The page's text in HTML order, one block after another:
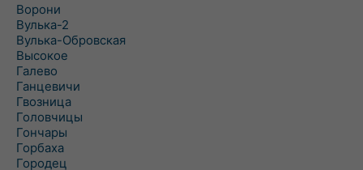
Ворони
Вулька-2
Вулька-Обровская
Высокое
Галево
Ганцевичи
Гвозница
Головчицы
Гончары
Горбаха
Городец